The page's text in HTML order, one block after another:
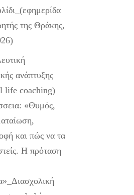
της Θράκης,
ανάπτυξης
life coaching)
«Θυμός,
και πώς να τα
Η πρόταση